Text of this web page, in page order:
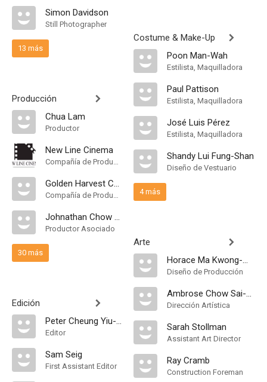
Simon Davidson
Still Photographer
13 más
Producción
Chua Lam
Productor
New Line Cinema
Compañía de Produccion
Golden Harvest Company
Compañía de Produccion
Johnathan Chow Chun-Tung
Productor Asociado
30 más
Edición
Peter Cheung Yiu-Chung
Editor
Sam Seig
First Assistant Editor
Costume & Make-Up
Poon Man-Wah
Estilista, Maquilladora
Paul Pattison
Estilista, Maquilladora
José Luis Pérez
Estilista, Maquilladora
Shandy Lui Fung-Shan
Diseño de Vestuario
4 más
Arte
Horace Ma Kwong-Wing
Diseño de Producción
Ambrose Chow Sai-Hung
Dirección Artística
Sarah Stollman
Assistant Art Director
Ray Cramb
Construction Foreman